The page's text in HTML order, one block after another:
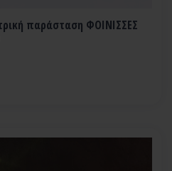
παράσταση ΦΟΙΝΙΣΣΕΣ